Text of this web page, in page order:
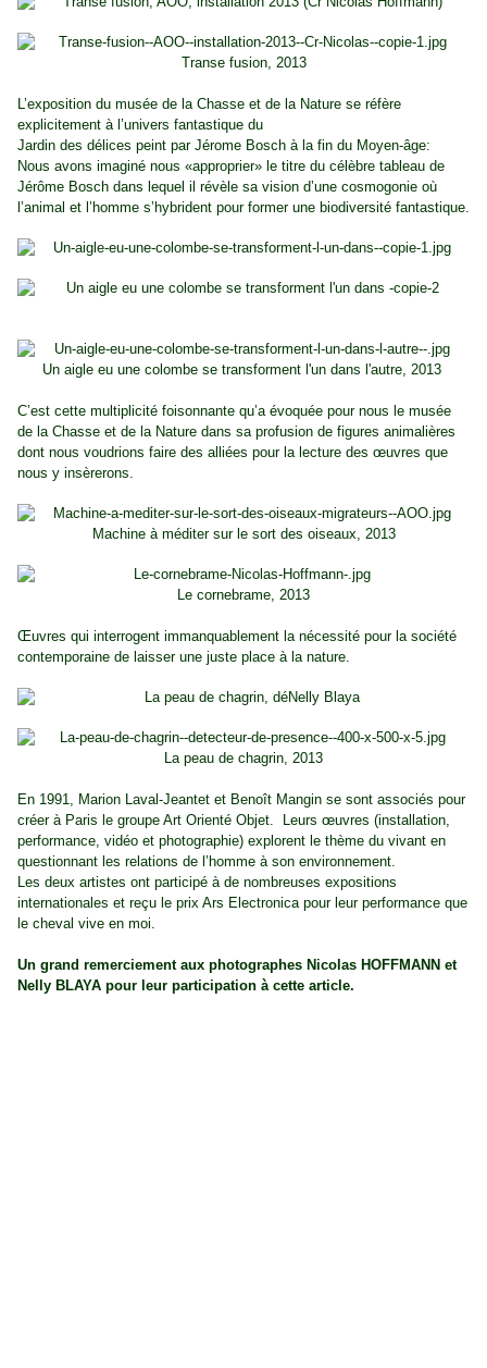
Transe fusion, 2013
L’exposition du musée de la Chasse et de la Nature se réfère
explicitement à l’univers fantastique du
Jardin des délices peint par Jérome Bosch à la fin du Moyen-âge:
Nous avons imaginé nous «approprier» le titre du célèbre tableau de
Jérôme Bosch dans lequel il révèle sa vision d’une cosmogonie où
l’animal et l’homme s’hybrident pour former une biodiversité fantastique.
Un aigle eu une colombe se transforment l'un dans l'autre, 2013
C’est cette multiplicité foisonnante qu’a évoquée pour nous le musée
de la Chasse et de la Nature dans sa profusion de figures animalières
dont nous voudrions faire des alliées pour la lecture des œuvres que
nous y insèrerons.
Machine à méditer sur le sort des oiseaux, 2013
Le cornebrame, 2013
Œuvres qui interrogent immanquablement la nécessité pour la société
contemporaine de laisser une juste place à la nature.
La peau de chagrin, 2013
En 1991, Marion Laval-Jeantet et Benoît Mangin se sont associés pour
créer à Paris le groupe Art Orienté Objet. Leurs œuvres (installation,
performance, vidéo et photographie) explorent le thème du vivant en
questionnant les relations de l’homme à son environnement.
Les deux artistes ont participé à de nombreuses expositions
internationales et reçu le prix Ars Electronica pour leur performance que
le cheval vive en moi.
Un grand remerciement aux photographes Nicolas HOFFMANN et
Nelly BLAYA pour leur participation à cette article.